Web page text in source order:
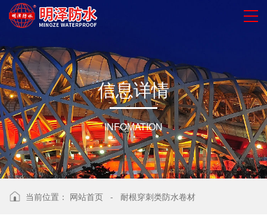
信息详情
INFOMATION
当前位置： 网站首页 - 耐根穿刺类防水卷材